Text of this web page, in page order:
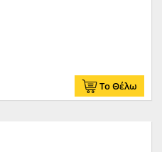
Το Θέλω